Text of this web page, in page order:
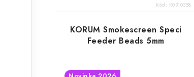
Kód: K0310358
KORUM Smokescreen Speci
Feeder Beads 5mm